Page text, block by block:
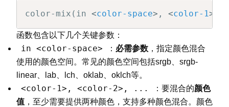
color-mix(in <color-space> , <color-1>
函数包含以下几个关键参数：
in <color-space> ： 必需参数 ，指定颜色混合
使用的颜色空间。常见的颜色空间包括srgb、srgb-
linear、lab、lch、oklab、oklch等。
<color-1>, <color-2>, ... ：要混合的颜色
值 ，至少需要提供两种颜色，支持多种颜色混合。颜色